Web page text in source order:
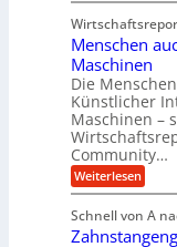
e
n
u
n
d
H
y
d
r
a
u
u
n
d
l
a
n
g
l
e
b
i
g
r
o
n
e
s
s
t
e
i
g
e
Menschen
Maschinen
Die
Künstlicher
Maschinen –
Community…
Weiterlesen:
M
n
s
Schnell von A